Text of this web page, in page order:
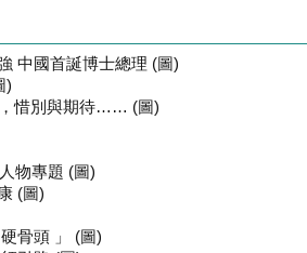
中國首誕博士總理 (圖)
)
惜別與期待…… (圖)
物專題 (圖)
(圖)
骨頭 」 (圖)